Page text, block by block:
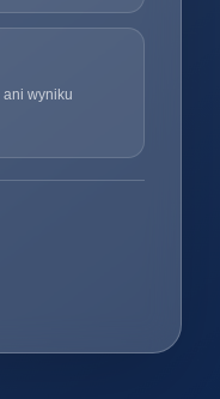
wyniku